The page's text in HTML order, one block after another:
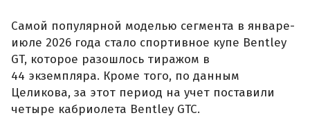
Самой популярной моделью сегмента в январе-
июле 2026 года стало спортивное купе Bentley
GT, которое разошлось тиражом в
44 экземпляра. Кроме того, по данным
Целикова, за этот период на учет поставили
четыре кабриолета Bentley GTC.